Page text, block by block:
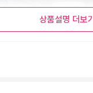
상품설명 더보기